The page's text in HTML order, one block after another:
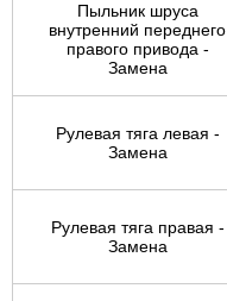
Пыльник шруса
внутренний переднего
правого привода -
Замена
Рулевая тяга левая -
Замена
Рулевая тяга правая -
Замена